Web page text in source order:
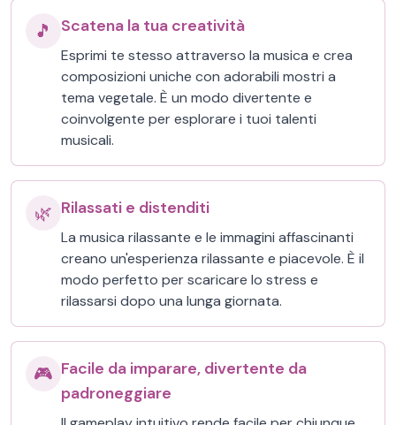
🎵 Scatena la tua creatività
Esprimi te stesso attraverso la musica e crea
composizioni uniche con adorabili mostri a
tema vegetale. È un modo divertente e
coinvolgente per esplorare i tuoi talenti
musicali.
🌿 Rilassati e distenditi
La musica rilassante e le immagini affascinanti
creano un'esperienza rilassante e piacevole. È il
modo perfetto per scaricare lo stress e
rilassarsi dopo una lunga giornata.
🎮 Facile da imparare, divertente da
padroneggiare